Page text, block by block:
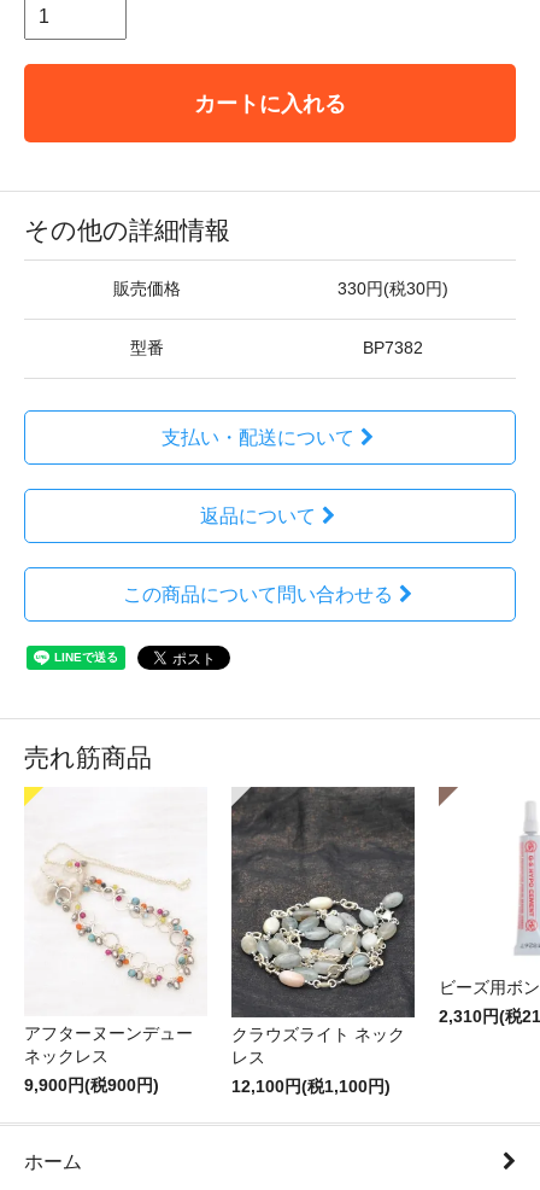
カートに入れる
その他の詳細情報
販売価格 330円(税30円)
型番 BP7382
支払い・配送について
返品について
この商品について問い合わせる
売れ筋商品
アフターヌーンデュー
ネックレス
9,900円(税900円)
クラウズライト ネック
レス
12,100円(税1,100円)
ビーズ用ボ
2,310円(税
ホーム